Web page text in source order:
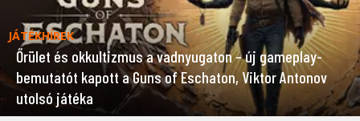
JÁTÉKHÍREK
Őrület és okkultizmus a vadnyugaton – új gameplay-
bemutatót kapott a Guns of Eschaton, Viktor Antonov
utolsó játéka